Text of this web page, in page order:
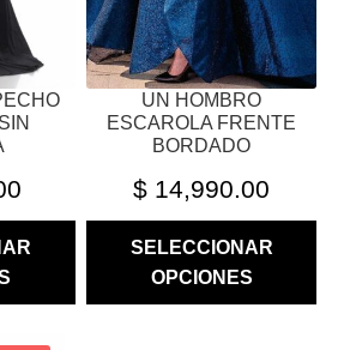
UN HOMBRO
ESCAROLA FRENTE
BORDADO
$ 14,990.00
SELECCIONAR
OPCIONES
EN
LA
PÁGINA
PRODUCTO